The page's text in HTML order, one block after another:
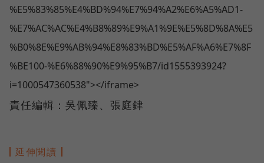
%E5%83%85%E4%BD%94%E7%94%A2%E6%A5%AD1-
%E7%AC%AC%E4%B8%89%E9%A1%9E%E5%8D%8A%E5
%B0%8E%E9%AB%94%E8%83%BD%E5%AF%A6%E7%8F
%BE100-%E6%88%90%E9%95%B7/id1555393924?
i=1000547360538"></iframe>
責任編輯：吳佩臻、張庭銉
延伸閱讀